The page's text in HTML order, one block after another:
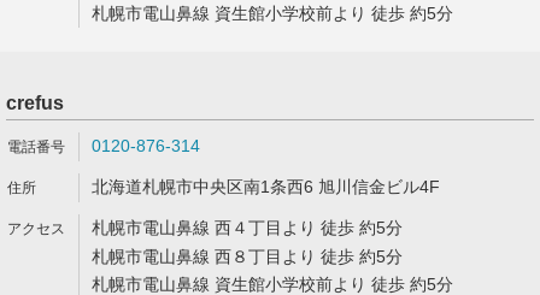
札幌市電山鼻線 資生館小学校前より 徒歩 約5分
crefus
0120-876-314
北海道札幌市中央区南1条西6 旭川信金ビル4F
札幌市電山鼻線 西４丁目より 徒歩 約5分
札幌市電山鼻線 西８丁目より 徒歩 約5分
札幌市電山鼻線 資生館小学校前より 徒歩 約5分